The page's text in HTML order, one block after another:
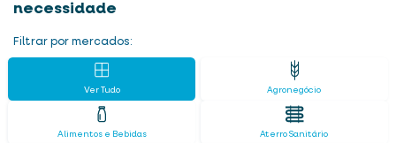
necessidade
Filtrar por mercados:
Ver Tudo Agronegócio
Alimentos e Bebidas Aterro Sanitário